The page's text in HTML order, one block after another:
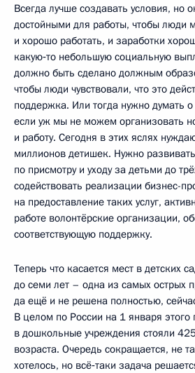
Всегда лучше создавать условия, но
достойными для работы, чтобы люди
и хорошо работать, и заработки
какую‑то небольшую социальную
должно быть сделано должным
чтобы люди чувствовали, что это
поддержка. Или тогда нужно думать
если уж мы не можем организовать
и работу. Сегодня в этих яслях
миллионов детишек. Нужно
по присмотру и уходу за детьми до
содействовать реализации бизнес-
на предоставление таких услуг,
работе волонтёрские организации,
соответствующую поддержку.
Теперь что касается мест в детских
до семи лет – одна из самых острых
да ещё и не решена полностью,
В целом по России на 1 января этого
в дошкольные учреждения стояли
возраста. Очередь сокращается, не
хотелось, но всё‑таки задача